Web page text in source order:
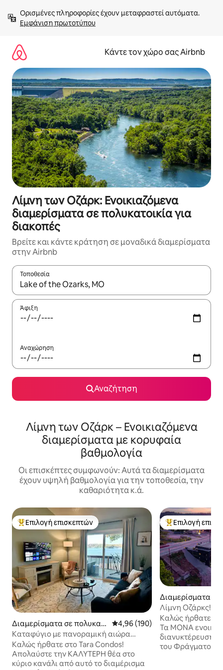
στο
περιεχόμενοΕμφάνιση πρωτοτύπου
Κάντε τον χώρο σας Airbnb
Λίμνη των Οζάρκ: Ενοικιαζόμενα
διαμερίσματα σε πολυκατοικία για
διακοπές
Βρείτε και κάντε κράτηση σε μοναδικά διαμερίσματα
στην Airbnb
Τοποθεσία
Όταν τα αποτελέσματα είναι διαθέσιμα, μπορείτε να
Άφιξη
Αναχώρηση
Αναζήτηση
Λίμνη των Οζάρκ – Ενοικιαζόμενα
διαμερίσματα με κορυφαία
βαθμολογία
Οι επισκέπτες συμφωνούν: Αυτά τα διαμερίσματα
έχουν υψηλή βαθμολογία για την τοποθεσία, την
καθαριότητα κ.ά.
Κορυφαία επιλογή επισκεπτών
Επιλογή επισκεπτών
Διαμερίσματα σε πολυκατ
οικία στην πόλη Lake Ozar
k
Μέση βαθμολογία: 4,96 στα 5,
4,96 (190)
Καταφύγιο με πανοραμική αιώρα
μπροστά στη λίμνη + πισίνα με
θαλασσινό νερό
Καλώς ήρθατε στο Tara Condos!
Απολαύστε την ΚΑΛΎΤΕΡΗ θέα στο
κύριο κανάλι από αυτό το διαμέρισμα
Κορυφαία
Επιλογή
Διαμερίσματα
οικία στην πόλη
k
Λίμνη Οζάρκς!
διακοπών στο
Καλώς ήρθατε
Τα ΜΌΝΑ
διανυκτέρευση
του Φράγματος